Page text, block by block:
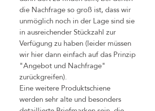
die Nachfrage so groß ist, dass wir
unmöglich noch in der Lage sind sie
in ausreichender Stückzahl zur
Verfügung zu haben (leider müssen
wir hier dann einfach auf das Prinzip
"Angebot und Nachfrage"
zurückgreifen).
Eine weitere Produktschiene
werden sehr alte und besonders